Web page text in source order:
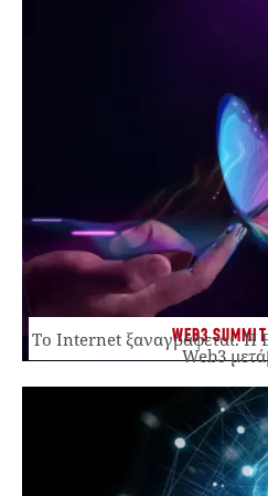
WEB3
Το Internet ξαναγράφεται. Η
Web3